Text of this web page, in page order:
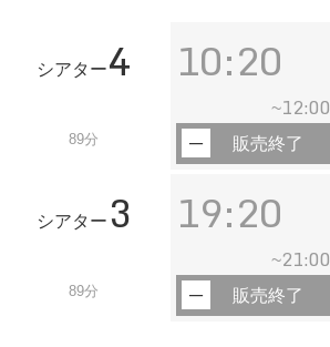
シアター4
89分
10:20
~12:00
販売終了
シアター 3
89分
19:20
~21:00
販売終了